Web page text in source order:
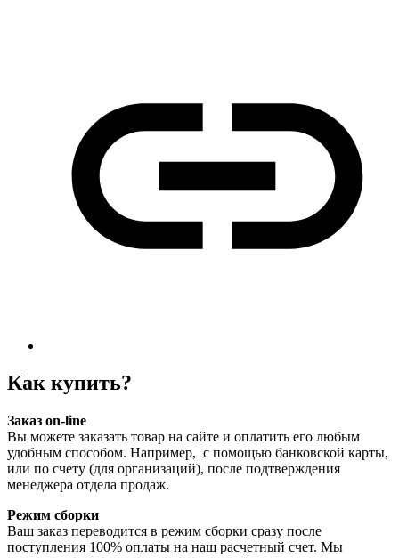
Как купить?
Заказ on-line
Вы можете заказать товар на сайте и оплатить его любым
удобным способом. Например, с помощью банковской карты,
или по счету (для организаций), после подтверждения
менеджера отдела продаж.
Режим сборки
Ваш заказ переводится в режим сборки сразу после
поступления 100% оплаты на наш расчетный счет. Мы